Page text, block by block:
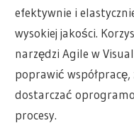
efektywnie i
wysokiej jakości.
narzędzi Agile w
poprawić współpracę,
dostarczać
procesy.